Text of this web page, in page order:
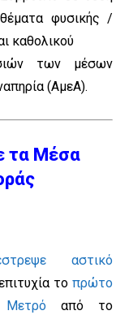
φυσικής /
καθολικού
των μέσων
(ΑμεΑ).
τα Μέσα
αστικό
το πρώτο
Μετρό από το